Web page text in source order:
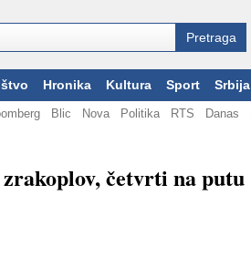
Hronika Kultura Sport Srbija
Blic Nova Politika RTS Danas
četvrti na putu